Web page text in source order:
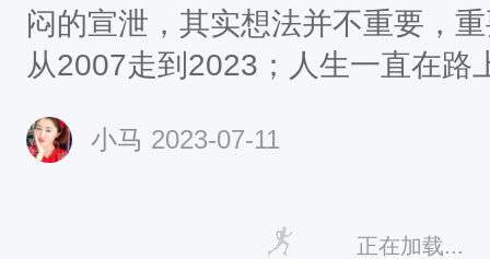
闷的宣泄，其实想法并不重要，
从2007走到2023；人生一直在路
中；也欢迎一起和我们抒写和倾
小马 2023-07-11
正在加载...